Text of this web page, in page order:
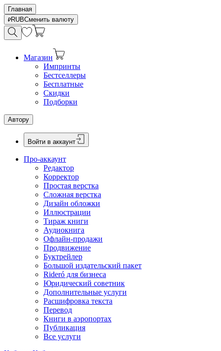
Главная
RUBСменить валюту
Магазин
Импринты
Бестселлеры
Бесплатные
Скидки
Подборки
Автору
Войти в аккаунт
Про-аккаунт
Редактор
Корректор
Простая верстка
Сложная верстка
Дизайн обложки
Иллюстрации
Тираж книги
Аудиокнига
Офлайн-продажи
Продвижение
Буктрейлер
Большой издательский пакет
Rideró для бизнеса
Юридический советник
Дополнительные услуги
Расшифровка текста
Перевод
Книги в аэропортах
Публикация
Все услуги